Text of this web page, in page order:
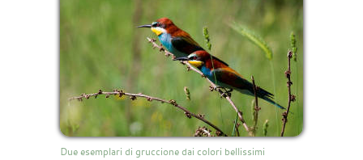
Due esemplari di gruccione dai colori bellissimi